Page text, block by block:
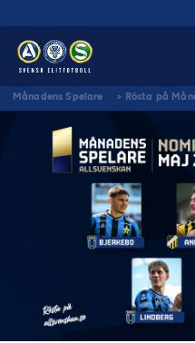
Månadens Spelare > Rösta på